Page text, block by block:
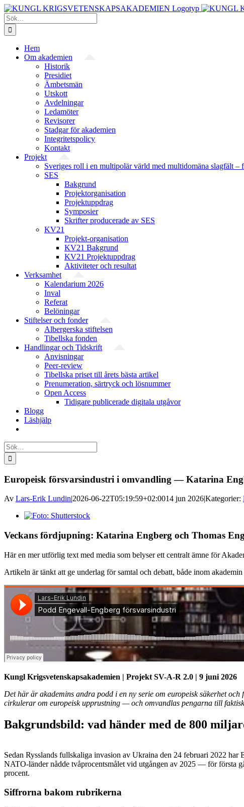
Fortsätt
till
innehållet
Sök
efter:
Hem
Om akademien
Historik
Presidiet
Ämbetsmän
Utskott
Avdelningar
Ledamöter
Revisorer
Stadgar för akademien
Integritetspolicy
Kontakt
Projekt
Sveriges roll i en multipolär värld med multidomäna slagfält
SES
Bakgrund
Projekt­organisation
Projektuppdrag
Symposier
Skrifter producerade av SES
KV21
Projekt-organisation
KV21 Bakgrund
KV21 Projektuppdrag
Aktiviteter och resultat
Verksamhet
Kalendarium 2026
Inval
Referat
Belöningar
Stiftelser och fonder
Albergerska stiftelsen
Tibellska fonden
Handlingar och Tidskrift
Anvisningar
Peer-review
Tibellska priset till årets bästa artikel
Prenumeration, särtryck och lösnummer
Open Access
Tidigare publicerade digitala utgåvor
Blogg
Läshjälp
Sök
efter:
Europeisk försvarsindustri i omvandling — Katarina
Av Lars-Erik Lundin|2026-06-22T05:19:59+02:0014 jun 2026|Kategorier:
Visa
bild
Veckans fördjupning: Katarina Engberg och Thomas
Här en mer utförlig text med media som belyser ett centralt ämne för
Artikeln är tänkt att ge underlag för samtal och debatt, både inom
Kungl Krigsvetenskapsakademien | Projekt SV-A-R 2.0 | 9 juni 2026
Det här är akademins andra podd i en ny serie om europeisk säkerhet
cirkulerar om europeisk upprustning — och omvandlas pengarna till
Bakgrundsbild: vad händer med de 800
Sedan Rysslands fullskaliga invasion av Ukraina den 24 februari 2022
NATO-länder nådde tvåprocentsmålet vid utgången av 2025 — för första
procent.
Siffrorna bakom rubrikerna